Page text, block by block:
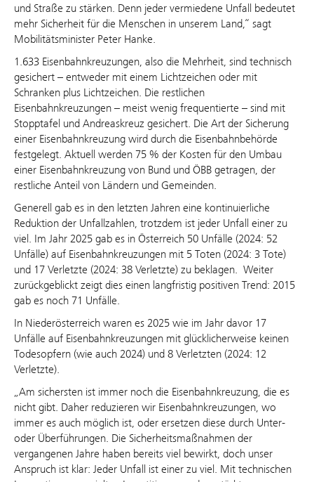
und Straße zu stärken. Denn jeder vermiedene Unfall bedeutet
mehr Sicherheit für die Menschen in unserem Land,“ sagt
Mobilitätsminister Peter Hanke.
1.633 Eisenbahnkreuzungen, also die Mehrheit, sind technisch
gesichert – entweder mit einem Lichtzeichen oder mit
Schranken plus Lichtzeichen. Die restlichen
Eisenbahnkreuzungen – meist wenig frequentierte – sind mit
Stopptafel und Andreaskreuz gesichert. Die Art der Sicherung
einer Eisenbahnkreuzung wird durch die Eisenbahnbehörde
festgelegt. Aktuell werden 75 % der Kosten für den Umbau
einer Eisenbahnkreuzung von Bund und ÖBB getragen, der
restliche Anteil von Ländern und Gemeinden.
Generell gab es in den letzten Jahren eine kontinuierliche
Reduktion der Unfallzahlen, trotzdem ist jeder Unfall einer zu
viel. Im Jahr 2025 gab es in Österreich 50 Unfälle (2024: 52
Unfälle) auf Eisenbahnkreuzungen mit 5 Toten (2024: 3 Tote)
und 17 Verletzte (2024: 38 Verletzte) zu beklagen. Weiter
zurückgeblickt zeigt dies einen langfristig positiven Trend: 2015
gab es noch 71 Unfälle.
In Niederösterreich waren es 2025 wie im Jahr davor 17
Unfälle auf Eisenbahnkreuzungen mit glücklicherweise keinen
Todesopfern (wie auch 2024) und 8 Verletzten (2024: 12
Verletzte).
„Am sichersten ist immer noch die Eisenbahnkreuzung, die es
nicht gibt. Daher reduzieren wir Eisenbahnkreuzungen, wo
immer es auch möglich ist, oder ersetzen diese durch Unter-
oder Überführungen. Die Sicherheitsmaßnahmen der
vergangenen Jahre haben bereits viel bewirkt, doch unser
Anspruch ist klar: Jeder Unfall ist einer zu viel. Mit technischen